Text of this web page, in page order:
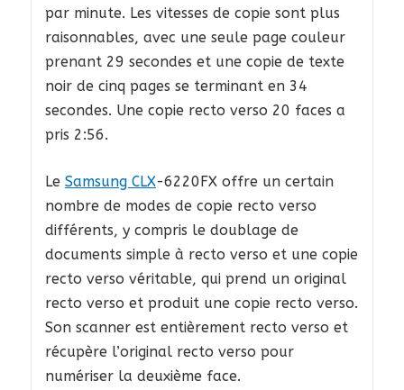
par minute. Les vitesses de copie sont plus
raisonnables, avec une seule page couleur
prenant 29 secondes et une copie de texte
noir de cinq pages se terminant en 34
secondes. Une copie recto verso 20 faces a
pris 2:56.
Le Samsung CLX-6220FX offre un certain
nombre de modes de copie recto verso
différents, y compris le doublage de
documents simple à recto verso et une copie
recto verso véritable, qui prend un original
recto verso et produit une copie recto verso.
Son scanner est entièrement recto verso et
récupère l’original recto verso pour
numériser la deuxième face.